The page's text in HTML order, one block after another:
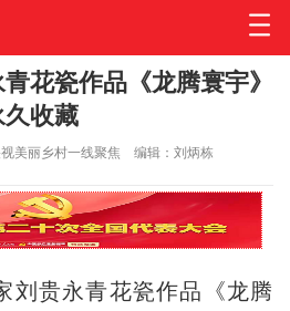
花瓷作品《龙腾寰宇》
收藏
美丽乡村一线聚焦 编辑：刘炳栋
刘贵永青花瓷作品《龙腾